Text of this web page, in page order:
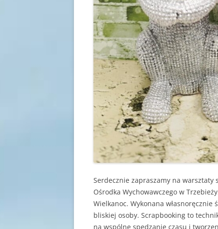
Serdecznie zapraszamy na warsztaty
Ośrodka Wychowawczego w
Wielkanoc. Wykonana
bliskiej osoby. Scrapbooking to
na wspólne spędzanie czasu i